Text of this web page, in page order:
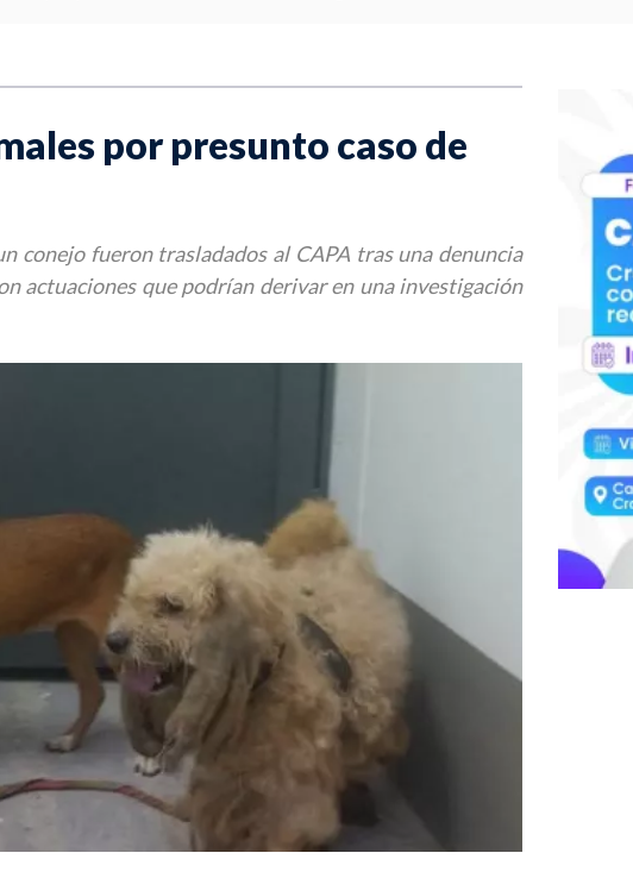
por presunto caso de
conejo fueron trasladados al CAPA tras una denuncia
actuaciones que podrían derivar en una investigación